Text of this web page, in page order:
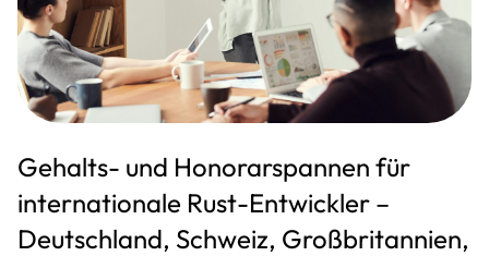
Gehalts- und Honorarspannen für
internationale Rust-Entwickler –
Deutschland, Schweiz, Großbritannien,